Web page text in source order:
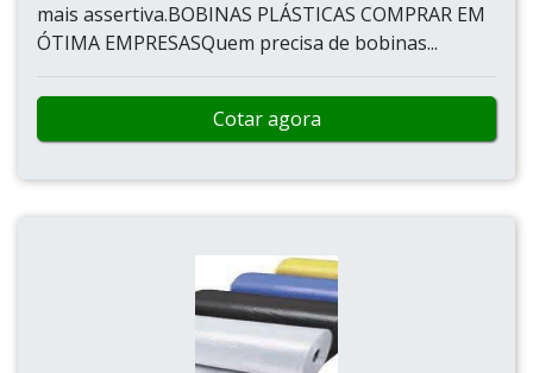
mais assertiva.BOBINAS PLÁSTICAS COMPRAR EM
ÓTIMA EMPRESASQuem precisa de bobinas...
Cotar agora